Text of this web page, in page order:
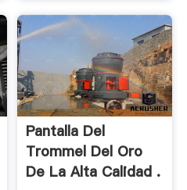
Pantalla Del
Trommel Del Oro
De La Alta Calidad .